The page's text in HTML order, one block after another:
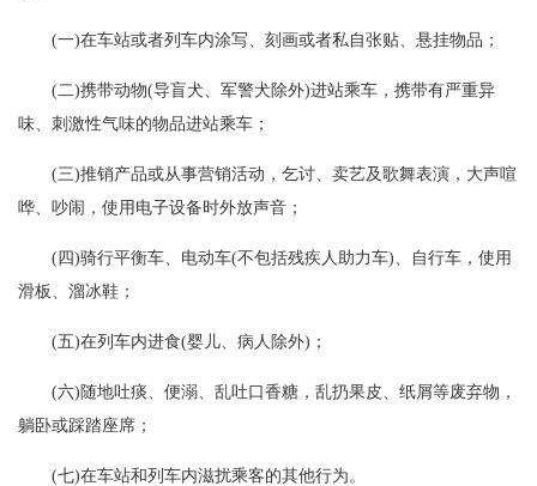
(一)在车站或者列车内涂写、刻画或者私自张贴、悬挂物品；
(二)携带动物(导盲犬、军警犬除外)进站乘车，携带有严重异
味、刺激性气味的物品进站乘车；
(三)推销产品或从事营销活动，乞讨、卖艺及歌舞表演，大声喧
哗、吵闹，使用电子设备时外放声音；
(四)骑行平衡车、电动车(不包括残疾人助力车)、自行车，使用
滑板、溜冰鞋；
(五)在列车内进食(婴儿、病人除外)；
(六)随地吐痰、便溺、乱吐口香糖，乱扔果皮、纸屑等废弃物，
躺卧或踩踏座席；
(七)在车站和列车内滋扰乘客的其他行为。